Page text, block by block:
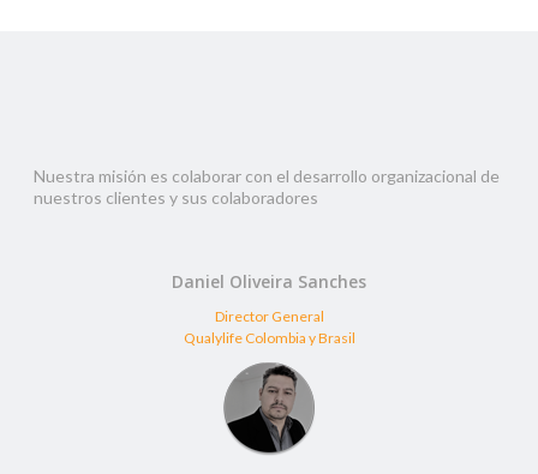
Nuestra misión es colaborar con el desarrollo organizacional de
nuestros clientes y sus colaboradores
Daniel Oliveira Sanches
Director General
Qualylife Colombia y Brasil